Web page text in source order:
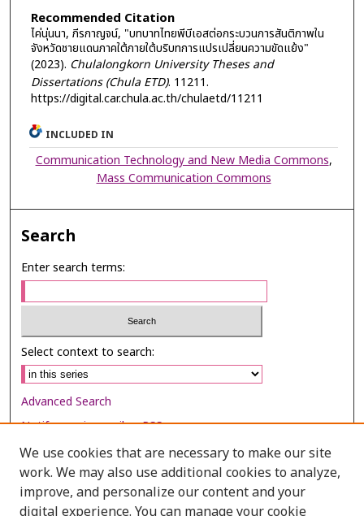
Recommended Citation
ไค่นุ่นนา, ภีรกาญจน์, "บทบาทไทยพีบีเอสต่อกระบวนการสันติภาพใน
จังหวัดชายแดนภาคใต้ภายใต้บริบทการแปรเปลี่ยนความขัดแย้ง"
(2023). Chulalongkorn University Theses and
Dissertations (Chula ETD). 11211.
https://digital.car.chula.ac.th/chulaetd/11211
INCLUDED IN
Communication Technology and New Media Commons,
Mass Communication Commons
Search
Enter search terms:
Select context to search:
Advanced Search
Notify me via email orRSS
Browse
Collections
We use cookies that are necessary to make our site
work. We may also use additional cookies to analyze,
improve, and personalize our content and your
digital experience. You can manage your cookie